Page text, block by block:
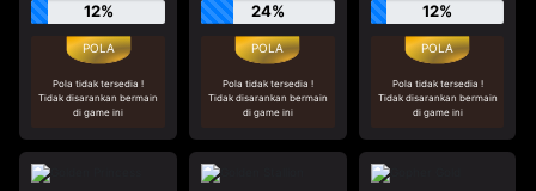
12%
Pola tidak tersedia !
Tidak disarankan bermain
di game ini
24%
Pola tidak tersedia !
Tidak disarankan bermain
di game ini
12%
Pola tidak tersedia !
Tidak disarankan bermain
di game ini